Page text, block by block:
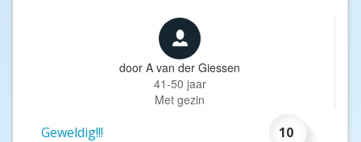
door A van der Giessen
41-50 jaar
Met gezin
10
Geweldig!!!